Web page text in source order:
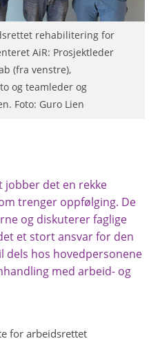
rehabilitering for
AiR: Prosjektleder
(fra venstre),
og teamleder og
Foto: Guro Lien
jobber det en rekke
trenger oppfølging. De
og diskuterer faglige
et stort ansvar for den
dels hos hovedpersonene
med arbeid- og
for arbeidsrettet